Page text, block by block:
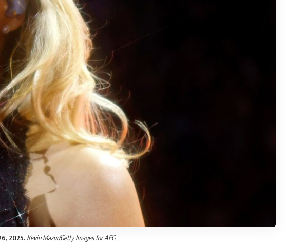
2025. Kevin Mazur/Getty Images for AEG